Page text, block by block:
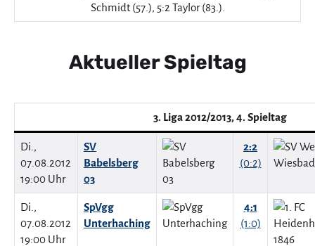
Schmidt (57.), 5:2 Taylor (83.).
Aktueller Spieltag
3. Liga 2012/2013, 4. Spieltag
Di.,
07.08.2012
19:00 Uhr
SV
Babelsberg
03
2:2
(0:2)
Di.,
07.08.2012
19:00 Uhr
SpVgg
Unterhaching
4:1
(1:0)